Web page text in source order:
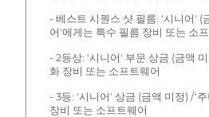
- 베스트 시퀀스 샷 필름: '시니어' (
어'에게는 특수 필름 장비 또는 소
- 2등상: '시니어' 부문 상금 (금액
화 장비 또는 소프트웨어
- 3등: '시니어' 상금 (금액 미정) /'
장비 또는 소프트웨어